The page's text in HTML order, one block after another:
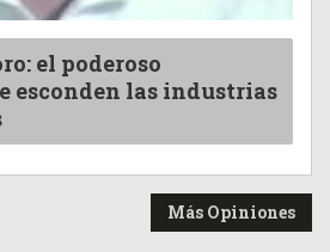
el poderoso
esconden las industrias
Más Opiniones